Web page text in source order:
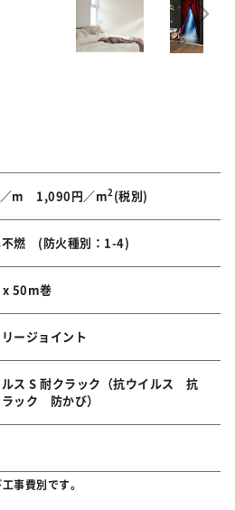
／m 1,090円／m2 (税別)
燃 (防火種別：1-4)
x 50m巻
ージョイント
ルス S 耐クラック（抗ウイルス 抗
ック 防かび）
事費別です。